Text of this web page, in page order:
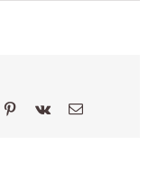
Pinterest
Vk Email